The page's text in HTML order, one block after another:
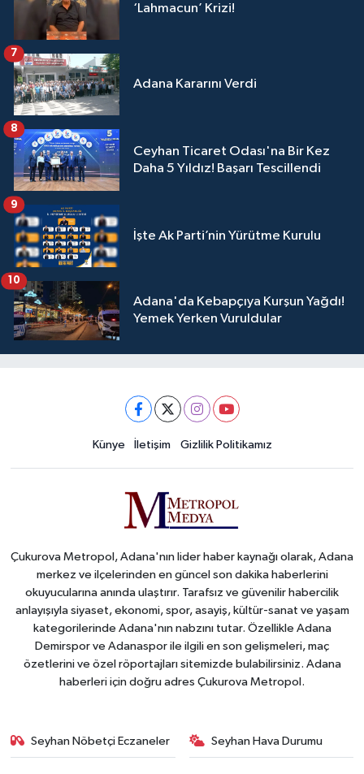
‘Lahmacun’ Krizi!
Adana Kararını Verdi
7
Ceyhan Ticaret Odası'na Bir Kez
Daha 5 Yıldız! Başarı Tescillendi
8
İşte Ak Parti’nin Yürütme Kurulu
9
Adana'da Kebapçıya Kurşun Yağdı!
Yemek Yerken Vuruldular
10
Künye İletişim Gizlilik Politikamız
Çukurova Metropol, Adana'nın lider haber kaynağı olarak, Adana
merkez ve ilçelerinden en güncel son dakika haberlerini
okuyucularına anında ulaştırır. Tarafsız ve güvenilir habercilik
anlayışıyla siyaset, ekonomi, spor, asayiş, kültür-sanat ve yaşam
kategorilerinde Adana'nın nabzını tutar. Özellikle Adana
Demirspor ve Adanaspor ile ilgili en son gelişmeleri, maç
özetlerini ve özel röportajları sitemizde bulabilirsiniz. Adana
haberleri için doğru adres Çukurova Metropol.
Seyhan Nöbetçi Eczaneler Seyhan Hava Durumu